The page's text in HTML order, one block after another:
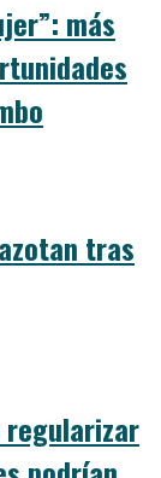
más
tras
regularizar